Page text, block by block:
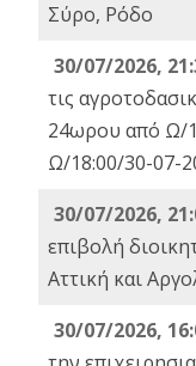
Σύρο, Ρόδο
30/07/2026,
τις
24ωρου από Ω/
Ω/18:00/30-07-
30/07/2026,
επιβολή
Αττική και
30/07/2026,